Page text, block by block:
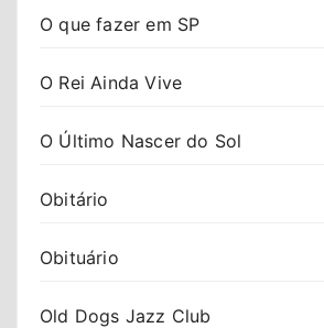
O que fazer em SP
O Rei Ainda Vive
O Último Nascer do Sol
Obitário
Obituário
Old Dogs Jazz Club